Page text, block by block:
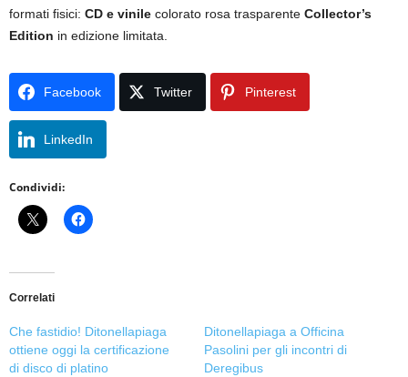
formati fisici: CD e vinile colorato rosa trasparente Collector’s
Edition in edizione limitata.
Facebook Twitter Pinterest
LinkedIn
Condividi:
Correlati
Che fastidio! Ditonellapiaga
ottiene oggi la certificazione
di disco di platino
Ditonellapiaga a Officina
Pasolini per gli incontri di
Deregibus